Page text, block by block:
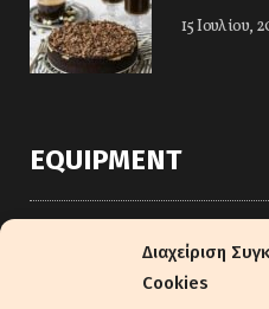
Διαχείριση
Cookies
15 Ιουλίου,
EQUIPMENT
3 τρόποι
χρήση